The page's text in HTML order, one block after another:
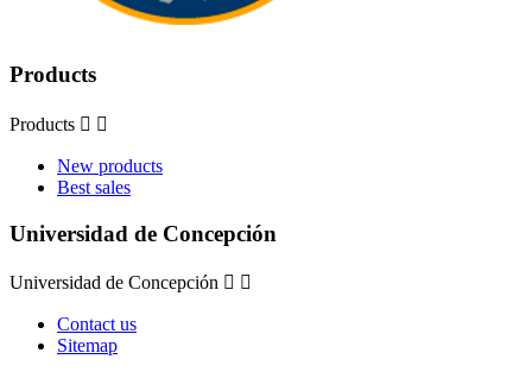
Products
Products  
New products
Best sales
Universidad de Concepción
Universidad de Concepción  
Contact us
Sitemap